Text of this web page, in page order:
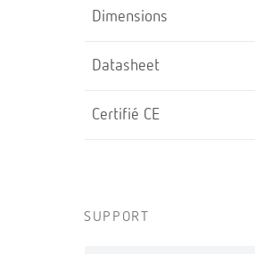
Dimensions
Datasheet
Certifié CE
SUPPORT